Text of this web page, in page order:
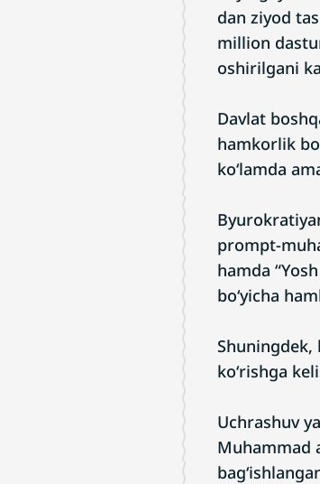
dan ziyod
million
oshirilgani
Davlat
hamkorlik
koʻlamda
prompt-
hamda
boʻyicha
koʻrishga
Uchrashuv
Muhammad